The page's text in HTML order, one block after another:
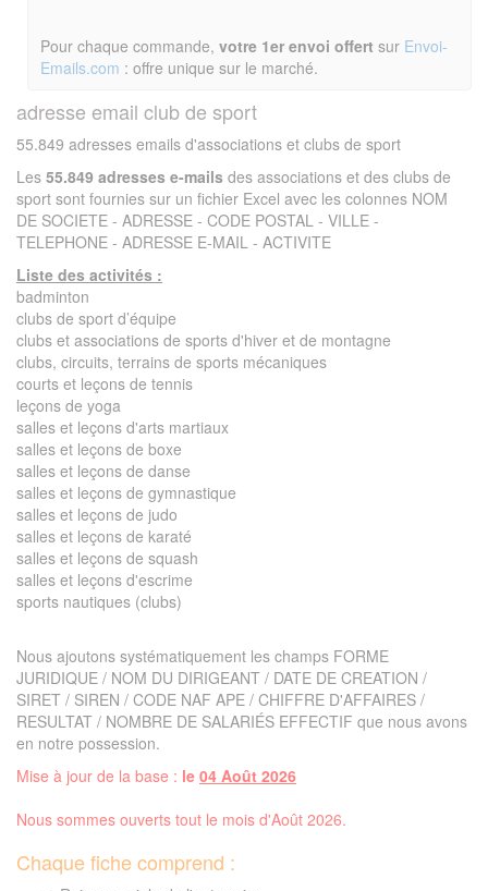
Pour chaque commande, votre 1er envoi offert sur Envoi-
Emails.com : offre unique sur le marché.
adresse email club de sport
55.849 adresses emails d'associations et clubs de sport
Les 55.849 adresses e-mails des associations et des clubs de
sport sont fournies sur un fichier Excel avec les colonnes NOM
DE SOCIETE - ADRESSE - CODE POSTAL - VILLE -
TELEPHONE - ADRESSE E-MAIL - ACTIVITE
Liste des activités :
badminton
clubs de sport d’équipe
clubs et associations de sports d'hiver et de montagne
clubs, circuits, terrains de sports mécaniques
courts et leçons de tennis
leçons de yoga
salles et leçons d'arts martiaux
salles et leçons de boxe
salles et leçons de danse
salles et leçons de gymnastique
salles et leçons de judo
salles et leçons de karaté
salles et leçons de squash
salles et leçons d'escrime
sports nautiques (clubs)
Nous ajoutons systématiquement les champs FORME
JURIDIQUE / NOM DU DIRIGEANT / DATE DE CREATION /
SIRET / SIREN / CODE NAF APE / CHIFFRE D'AFFAIRES /
RESULTAT / NOMBRE DE SALARIÉS EFFECTIF que nous avons
en notre possession.
Mise à jour de la base : le 04 Août 2026
Nous sommes ouverts tout le mois d'Août 2026.
Chaque fiche comprend :